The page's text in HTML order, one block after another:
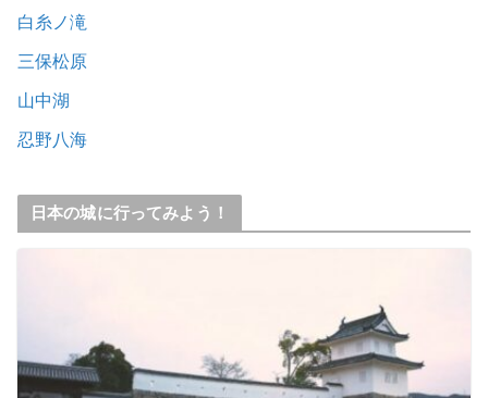
白糸ノ滝
三保松原
山中湖
忍野八海
日本の城に行ってみよう！